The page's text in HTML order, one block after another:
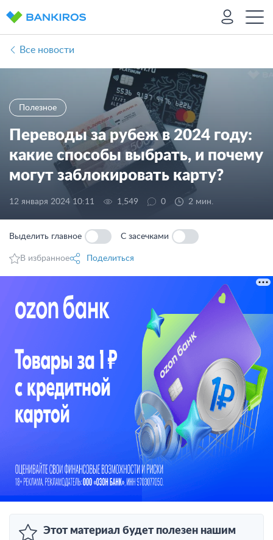
Все новости
Полезное
Переводы за рубеж в 2024 году:
какие способы выбрать, и почему
могут заблокировать карту?
12 января 2024 10:11 1,549 0 2 мин.
Выделить главное С засечками
В избранное Поделиться
Этот материал будет полезен нашим